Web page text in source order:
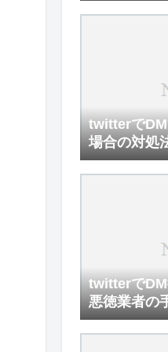
twitterで
場合の対処
twitterで
悪徳業者の